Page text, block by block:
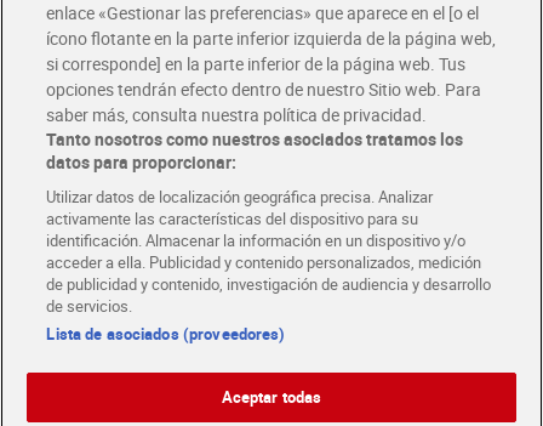
Folletos y Tiendas
Descubre las mejores ofertas y busca tu tienda más cercana
Tarjeta MaX Dia
Te devuelve hasta 8€/mes de tus compras.
¡Solicita tu tarjeta de crédito aquí!
COMER MEJOR CADA DIA
COLABORA CON DIA ABRE TU TIENDA DIA CORPORATE
enlace «Gestionar las preferencias» que aparece en el [o el
ícono flotante en la parte inferior izquierda de la página web,
si corresponde] en la parte inferior de la página web. Tus
opciones tendrán efecto dentro de nuestro Sitio web. Para
saber más, consulta nuestra política de privacidad.
Tanto nosotros como nuestros asociados tratamos los
datos para proporcionar:
Utilizar datos de localización geográfica precisa. Analizar
activamente las características del dispositivo para su
identificación. Almacenar la información en un dispositivo y/o
acceder a ella. Publicidad y contenido personalizados, medición
de publicidad y contenido, investigación de audiencia y desarrollo
de servicios.
Lista de asociados (proveedores)
Aceptar todas